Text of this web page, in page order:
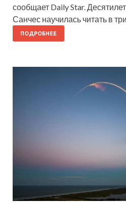
сообщает Daily Star.
Санчес научилась читать в
ПОДРОБНЕЕ